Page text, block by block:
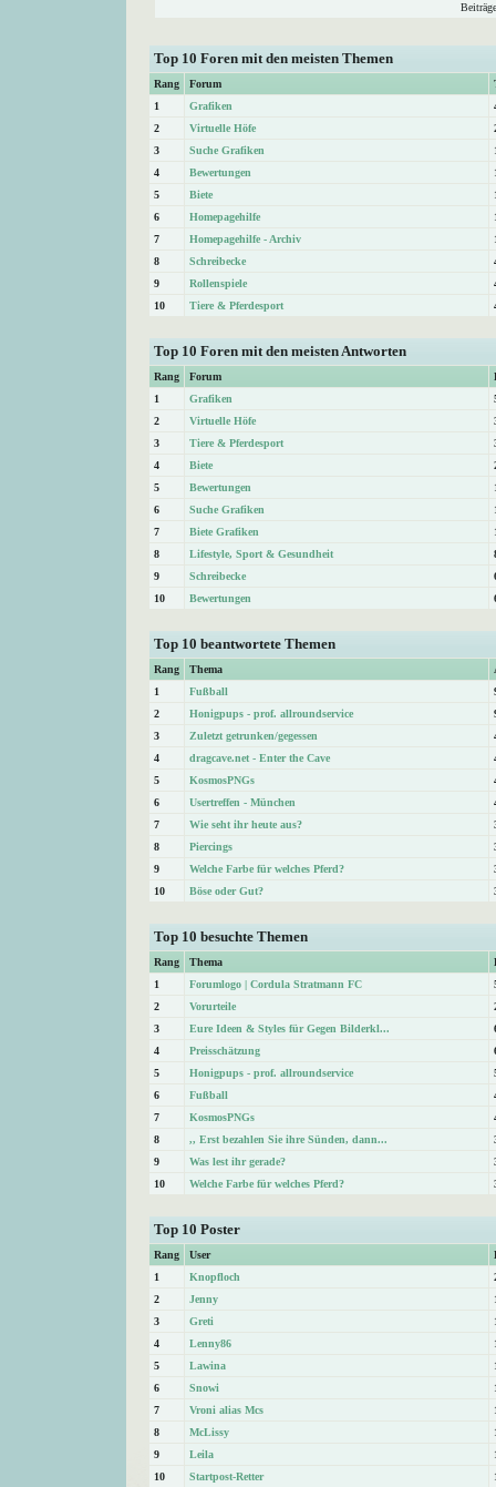
Top 10 Foren mit den meisten Themen
Rang Forum
1
Grafiken
2
Virtuelle Höfe
3
Suche Grafiken
4
Bewertungen
5
Biete
6
Homepagehilfe
7
Homepagehilfe - Archiv
8
Schreibecke
9
Rollenspiele
10
Tiere & Pferdesport
Top 10 Foren mit den meisten Antworten
Rang Forum
1
Grafiken
2
Virtuelle Höfe
3
Tiere & Pferdesport
4
Biete
5
Bewertungen
6
Suche Grafiken
7
Biete Grafiken
8
Lifestyle, Sport & Gesundheit
9
Schreibecke
10
Bewertungen
Top 10 beantwortete Themen
Rang Thema
1
Fußball
2
Honigpups - prof. allroundservice
3
Zuletzt getrunken/gegessen
4
dragcave.net - Enter the Cave
5
KosmosPNGs
6
Usertreffen - München
7
Wie seht ihr heute aus?
8
Piercings
9
Welche Farbe für welches Pferd?
10
Böse oder Gut?
Top 10 besuchte Themen
Rang Thema
1
Forumlogo | Cordula Stratmann FC
2
Vorurteile
3
Eure Ideen & Styles für Gegen Bilderkl...
4
Preisschätzung
5
Honigpups - prof. allroundservice
6
Fußball
7
KosmosPNGs
8
,, Erst bezahlen Sie ihre Sünden, dann...
9
Was lest ihr gerade?
10
Welche Farbe für welches Pferd?
Top 10 Poster
Rang User
1
Knopfloch
2
Jenny
3
Greti
4
Lenny86
5
Lawina
6
Snowi
7
Vroni alias Mcs
8
McLissy
9
Leila
10
Startpost-Retter